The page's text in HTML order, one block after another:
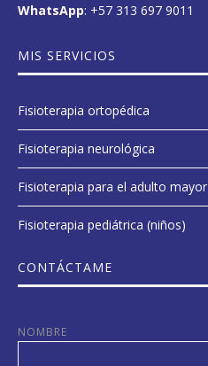
WhatsApp: +57 313 697 9011
MIS SERVICIOS
Fisioterapia ortopédica
Fisioterapia neurológica
Fisioterapia para el adulto mayor
Fisioterapia pediátrica (niños)
CONTÁCTAME
NOMBRE